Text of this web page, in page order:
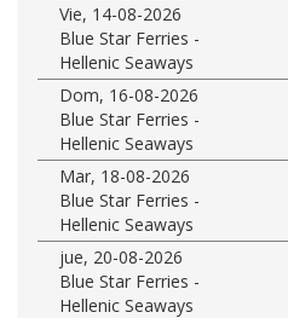
Vie, 14-08-2026
Blue Star Ferries -
Hellenic Seaways
Dom, 16-08-2026
Blue Star Ferries -
Hellenic Seaways
Mar, 18-08-2026
Blue Star Ferries -
Hellenic Seaways
jue, 20-08-2026
Blue Star Ferries -
Hellenic Seaways